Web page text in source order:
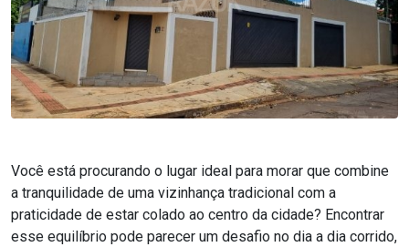
Você está procurando o lugar ideal para morar que combine
a tranquilidade de uma vizinhança tradicional com a
praticidade de estar colado ao centro da cidade? Encontrar
esse equilíbrio pode parecer um desafio no dia a dia corrido,